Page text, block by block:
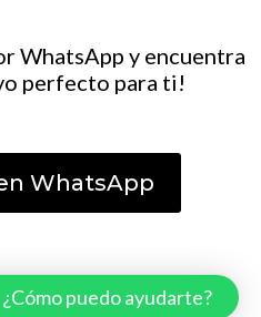
WhatsApp y encuentra
perfecto para ti!
WhatsApp
¿Cómo puedo ayudarte?